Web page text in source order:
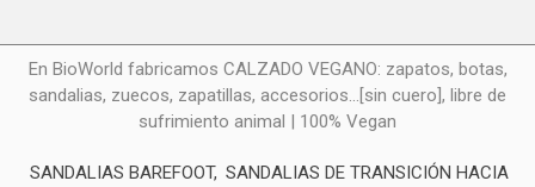
En BioWorld fabricamos CALZADO VEGANO: zapatos, botas,
sandalias, zuecos, zapatillas, accesorios...[sin cuero], libre de
sufrimiento animal | 100% Vegan
SANDALIAS BAREFOOT SANDALIAS DE TRANSICIÓN HACIA